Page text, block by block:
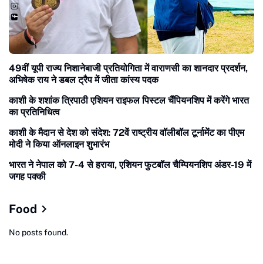
49वीं यूपी राज्य निशानेबाजी प्रतियोगिता में वाराणसी का शानदार प्रदर्शन,
अभिषेक राय ने डबल ट्रैप में जीता कांस्य पदक
काशी के शशांक त्रिपाठी एशियन राइफल पिस्टल चैंपियनशिप में करेंगे भारत
का प्रतिनिधित्व
काशी के मैदान से देश को संदेश: 72वें राष्ट्रीय वॉलीबॉल टूर्नामेंट का पीएम
मोदी ने किया ऑनलाइन शुभारंभ
भारत ने नेपाल को 7-4 से हराया, एशियन फुटबॉल चैम्पियनशिप अंडर-19 में
जगह पक्की
Food
No posts found.